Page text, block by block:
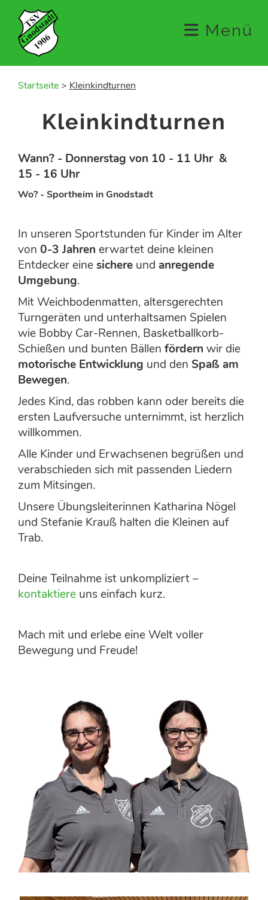
Menü
Startseite > Kleinkindturnen
Kleinkindturnen
Wann? - Donnerstag von 10 - 11 Uhr &
15 - 16 Uhr
Wo? - Sportheim in Gnodstadt
In unseren Sportstunden für Kinder im Alter
von 0-3 Jahren erwartet deine kleinen
Entdecker einesichere und anregende
Umgebung.
Mit Weichbodenmatten, altersgerechten
Turngeräten und unterhaltsamen Spielen
wie Bobby Car-Rennen, Basketballkorb-
Schießen und bunten Bällen fördern wir die
motorische Entwicklung und den Spaß am
Bewegen.
Jedes Kind, das robben kann oder bereits die
ersten Laufversuche unternimmt, ist herzlich
willkommen.
Alle Kinder und Erwachsenen begrüßen und
verabschieden sich mit passenden Liedern
zum Mitsingen.
Unsere Übungsleiterinnen Katharina Nögel
und Stefanie Krauß halten die Kleinen auf
Trab.
Deine Teilnahme ist unkompliziert –
kontaktiere uns einfach kurz.
Mach mit und erlebe eine Welt voller
Bewegung und Freude!